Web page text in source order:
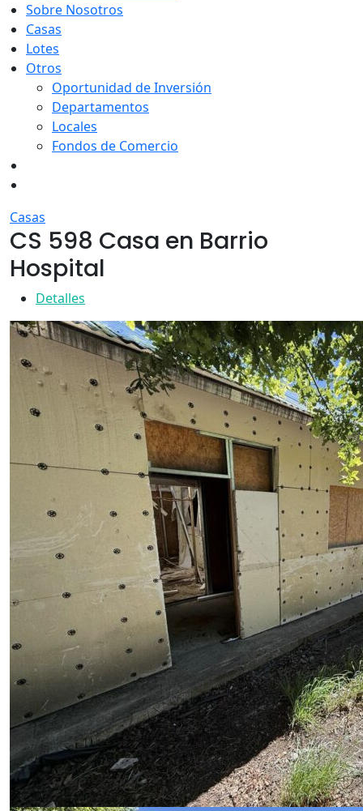
Sobre Nosotros
Casas
Lotes
Otros
Oportunidad de Inversión
Departamentos
Locales
Fondos de Comercio
Casas
CS 598 Casa en Barrio
Hospital
Detalles